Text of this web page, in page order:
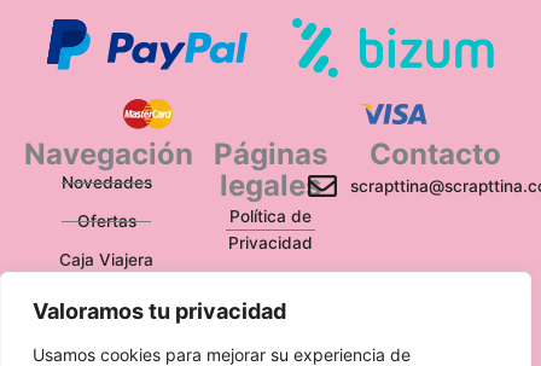
Valoramos tu privacidad
Usamos cookies para mejorar su experiencia de
Navegación
Novedades
Ofertas
Caja Viajera
Páginas
legales
Política de
Privacidad
Política de
Devoluciones
Contacto